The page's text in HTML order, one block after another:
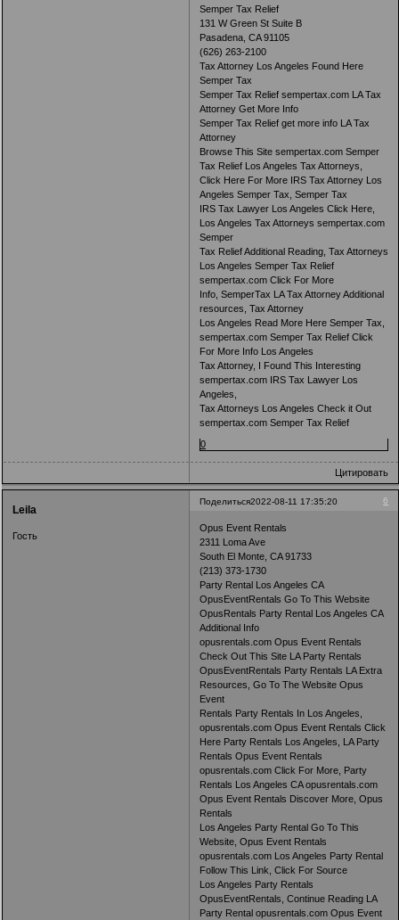
Semper Tax Relief
131 W Green St Suite B
Pasadena, CA 91105
(626) 263-2100
Tax Attorney Los Angeles Found Here
Semper Tax
Semper Tax Relief sempertax.com LA Tax
Attorney Get More Info
Semper Tax Relief get more info LA Tax
Attorney
Browse This Site sempertax.com Semper
Tax Relief Los Angeles Tax Attorneys,
Click Here For More IRS Tax Attorney Los
Angeles Semper Tax, Semper Tax
IRS Tax Lawyer Los Angeles Click Here,
Los Angeles Tax Attorneys sempertax.com
Semper
Tax Relief Additional Reading, Tax Attorneys
Los Angeles Semper Tax Relief
sempertax.com Click For More
Info, SemperTax LA Tax Attorney Additional
resources, Tax Attorney
Los Angeles Read More Here Semper Tax,
sempertax.com Semper Tax Relief Click
For More Info Los Angeles
Tax Attorney, I Found This Interesting
sempertax.com IRS Tax Lawyer Los
Angeles,
Tax Attorneys Los Angeles Check it Out
sempertax.com Semper Tax Relief
0
Цитировать
Поделиться 6
2022-08-11 17:35:20
Leila
Гость
Opus Event Rentals
2311 Loma Ave
South El Monte, CA 91733
(213) 373-1730
Party Rental Los Angeles CA
OpusEventRentals Go To This Website
OpusRentals Party Rental Los Angeles CA
Additional Info
opusrentals.com Opus Event Rentals
Check Out This Site LA Party Rentals
OpusEventRentals Party Rentals LA Extra
Resources, Go To The Website Opus
Event
Rentals Party Rentals In Los Angeles,
opusrentals.com Opus Event Rentals Click
Here Party Rentals Los Angeles, LA Party
Rentals Opus Event Rentals
opusrentals.com Click For More, Party
Rentals Los Angeles CA opusrentals.com
Opus Event Rentals Discover More, Opus
Rentals
Los Angeles Party Rental Go To This
Website, Opus Event Rentals
opusrentals.com Los Angeles Party Rental
Follow This Link, Click For Source
Los Angeles Party Rentals
OpusEventRentals, Continue Reading LA
Party Rental opusrentals.com Opus Event